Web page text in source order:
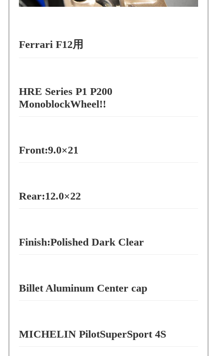
Ferrari F12用
HRE Series P1 P200
MonoblockWheel!!
Front:9.0×21
Rear:12.0×22
Finish:Polished Dark Clear
Billet Aluminum Center cap
MICHELIN PilotSuperSport 4S